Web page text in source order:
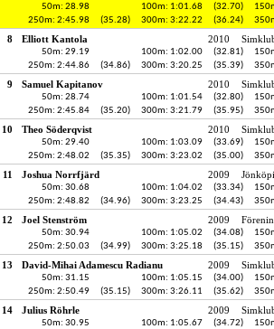
50m: 28.98 100m: 1:01.68 (32.70)
250m: 2:45.98
(35.28) 300m: 3:22.22 (36.24)
8 Elliott Kantola 2010
50m: 29.19 100m: 1:02.00 (32.81)
250m: 2:44.86
(34.86) 300m: 3:20.25 (35.39)
9 Samuel Kapitanov 2010
50m: 28.74 100m: 1:01.54 (32.80)
250m: 2:45.84
(35.20) 300m: 3:21.79 (35.95)
10 Theo Söderqvist 2010
50m: 29.40 100m: 1:03.09 (33.69)
250m: 2:48.02
(35.35) 300m: 3:23.02 (35.00)
11 Joshua Norrfjärd 2009
50m: 30.68 100m: 1:04.02 (33.34)
250m: 2:48.82
(34.96) 300m: 3:23.25 (34.43)
12 Joel Stenström 2009
50m: 30.94 100m: 1:05.02 (34.08)
250m: 2:50.03
(34.99) 300m: 3:25.18 (35.15)
13 David-Mihai Adamescu Radianu 2009
50m: 31.15 100m: 1:05.15 (34.00)
250m: 2:50.49
(35.15) 300m: 3:26.11 (35.62)
14 Julius Röhrle 2009
50m: 30.95 100m: 1:05.67 (34.72)